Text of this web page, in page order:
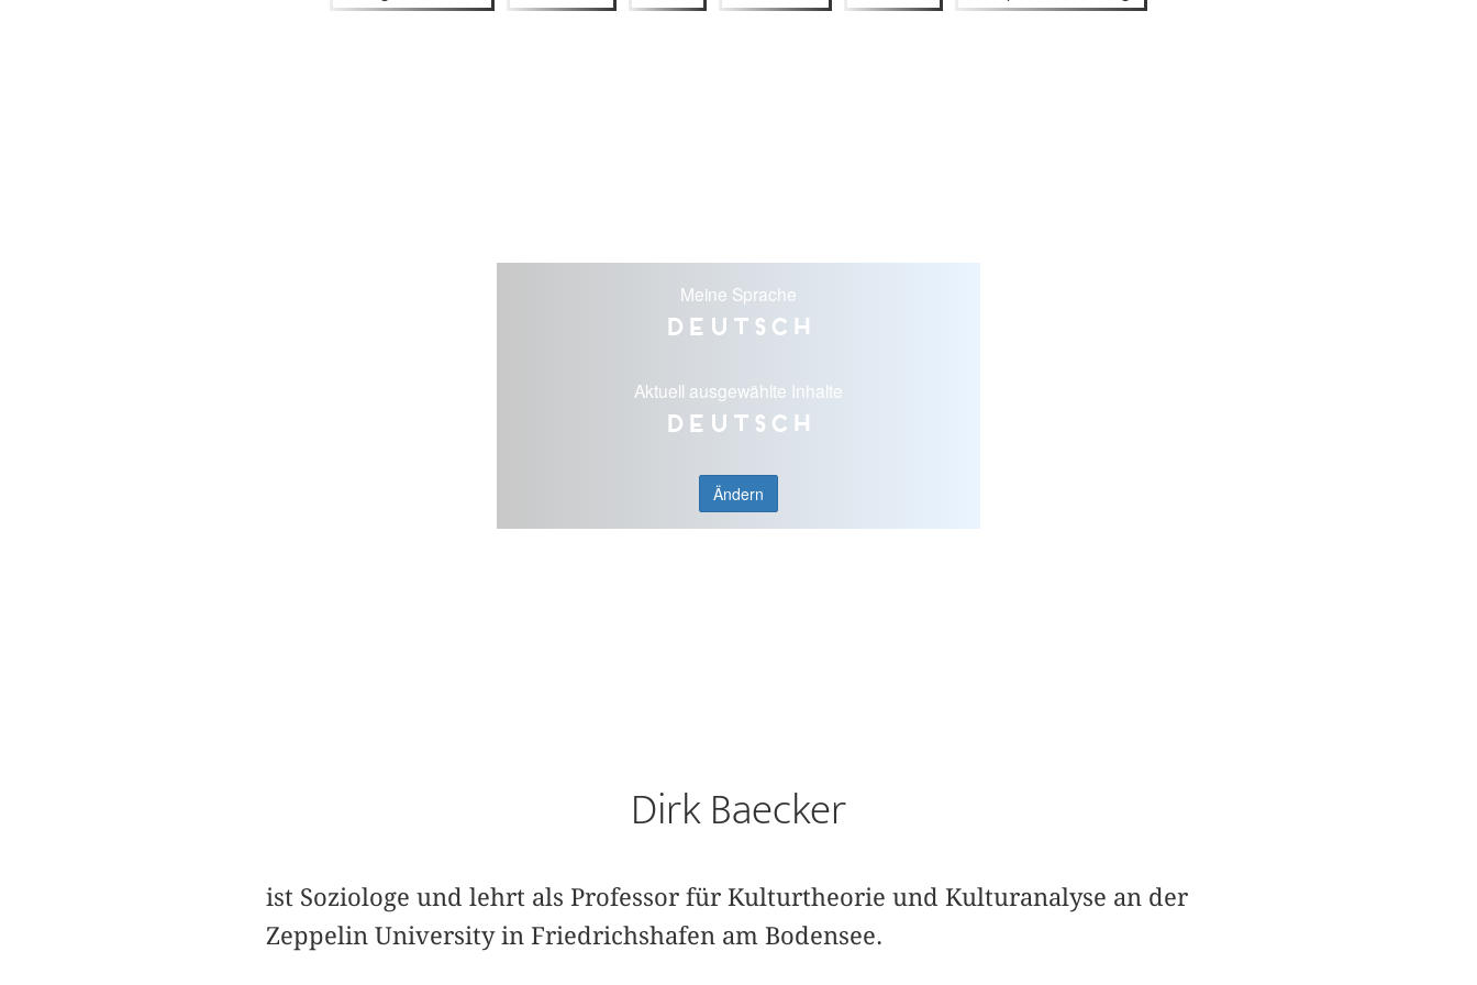
Meine Sprache
Deutsch
Aktuell ausgewählte Inhalte
Deutsch
Ändern
Dirk Baecker
ist Soziologe und lehrt als Professor für Kulturtheorie und Kulturanalyse an der
Zeppelin University in Friedrichshafen am Bodensee.